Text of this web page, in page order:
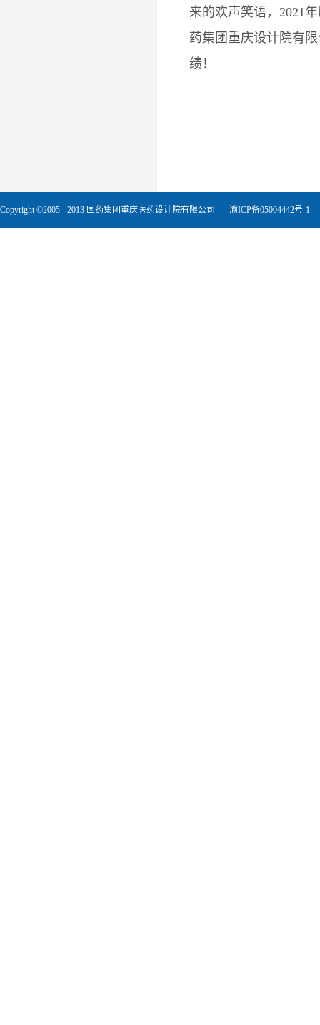
来的欢声笑语， 2021
药集团重庆设计院有
绩！
Copyright ©2005 - 2013 国药集团重庆医药设计院有限公司 渝ICP备05004442号-1